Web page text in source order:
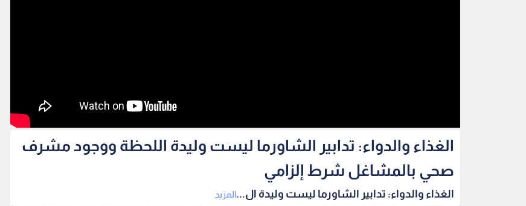
الغذاء والدواء: تدابير الشاورما ليست وليدة اللحظة ووجود مشرف
صحي بالمشاغل شرط إلزامي
الغذاء والدواء: تدابير الشاورما ليست وليدة ال...المزيد